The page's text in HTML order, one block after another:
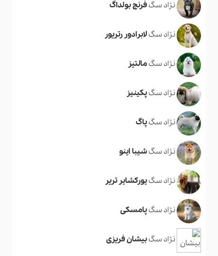
نژاد سگفرنچ بولداگ
نژاد سگلابرادور رتریور
نژاد سگمالتیز
نژاد سگپکینیز
نژاد سگپاگ
نژاد سگشیبا اینو
نژاد سگیورکشایر تریر
نژاد سگپامسکی
نژاد سگبیشان فریزی